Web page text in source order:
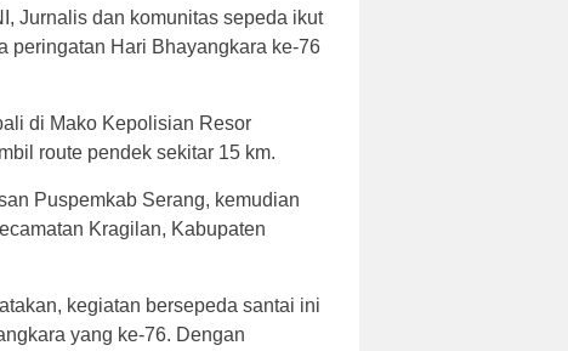
Jurnalis dan komunitas sepeda ikut
peringatan Hari Bhayangkara ke-76
di Mako Kepolisian Resor
route pendek sekitar 15 km.
Puspemkab Serang, kemudian
Kragilan, Kabupaten
kegiatan bersepeda santai ini
yang ke-76. Dengan